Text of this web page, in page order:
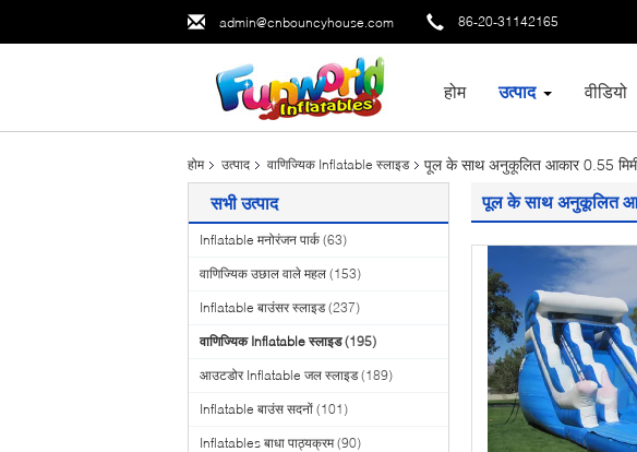
admin@cnbouncyhouse.com 86-20-31142165
होम उत्पाद वीडियो
होम उत्पाद वाणिज्यिक Inflatable स्लाइड पूल के साथ अनुकूलित आकार 0.55
सभी उत्पाद
Inflatable मनोरंजन पार्क (63)
वाणिज्यिक उछाल वाले महल (153)
Inflatable बाउंसर स्लाइड (237)
वाणिज्यिक Inflatable स्लाइड (195)
आउटडोर Inflatable जल स्लाइड (189)
Inflatable बाउंस सदनों (101)
Inflatables बाधा पाठ्यक्रम (90)
पूल के साथ अनुकूलित